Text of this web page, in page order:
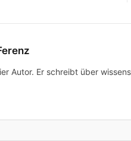
Autor. Er schreibt über